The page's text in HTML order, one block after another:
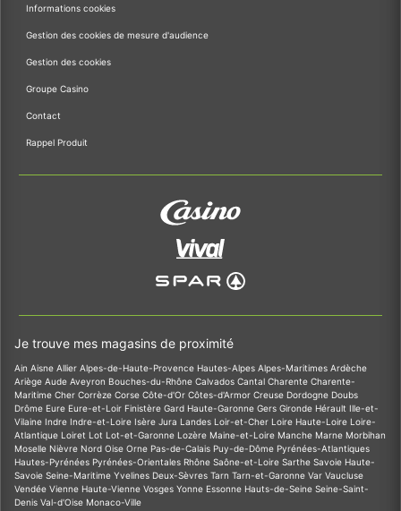
Informations cookies
Gestion des cookies de mesure d'audience
Gestion des cookies
Groupe Casino
Contact
Rappel Produit
Je trouve mes magasins de proximité
Ain Aisne Allier Alpes-de-Haute-Provence Hautes-Alpes Alpes-Maritimes Ardèche
Ariège Aude Aveyron Bouches-du-Rhône Calvados Cantal Charente Charente-
Maritime Cher Corrèze Corse Côte-d'Or Côtes-d'Armor Creuse Dordogne Doubs
Drôme Eure Eure-et-Loir Finistère Gard Haute-Garonne Gers Gironde Hérault Ille-et-
Vilaine Indre Indre-et-Loire Isère Jura Landes Loir-et-Cher Loire Haute-Loire Loire-
Atlantique Loiret Lot Lot-et-Garonne Lozère Maine-et-Loire Manche Marne Morbihan
Moselle Nièvre Nord Oise Orne Pas-de-Calais Puy-de-Dôme Pyrénées-Atlantiques
Hautes-Pyrénées Pyrénées-Orientales Rhône Saône-et-Loire Sarthe Savoie Haute-
Savoie Seine-Maritime Yvelines Deux-Sèvres Tarn Tarn-et-Garonne Var Vaucluse
Vendée Vienne Haute-Vienne Vosges Yonne Essonne Hauts-de-Seine Seine-Saint-
Denis Val-d'Oise Monaco-Ville